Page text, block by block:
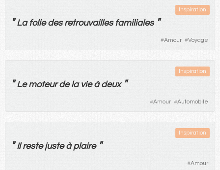
Inspiration
" La folie des retrouvailles familiales "
#Amour #Voyage
Inspiration
" Le moteur de la vie à deux "
#Amour #Automobile
Inspiration
" Il reste juste à plaire "
#Amour